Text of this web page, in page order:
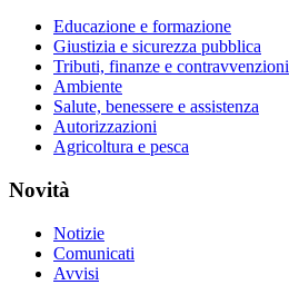
Educazione e formazione
Giustizia e sicurezza pubblica
Tributi, finanze e contravvenzioni
Ambiente
Salute, benessere e assistenza
Autorizzazioni
Agricoltura e pesca
Novità
Notizie
Comunicati
Avvisi